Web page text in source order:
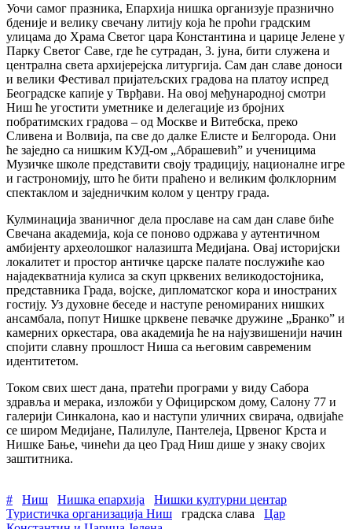
Уочи самог празника, Епархија нишка организује празнично
бденије и велику свечану литију која ће проћи градским
улицама до Храма Светог цара Константина и царице Јелене у
Парку Светог Саве, где ће сутрадан, 3. јуна, бити служена и
централна света архијерејска литургија. Сам дан славе доноси
и велики Фестивал пријатељских градова на платоу испред
Београдске капије у Тврђави. На овој међународној смотри
Ниш ће угостити уметнике и делегације из бројних
побратимских градова – од Москве и Витебска, преко
Сливена и Волвија, па све до далке Елисте и Белгорода. Они
ће заједно са нишким КУД-ом „Абрашевић” и ученицима
Музичке школе представити своју традицију, националне игре
и гастрономију, што ће бити праћено и великим фолклорним
спектаклом и заједничким колом у центру града.
Кулминација званичног дела прославе на сам дан славе биће
Свечана академија, која се поново одржава у аутентичном
амбијенту археолошког налазишта Медијана. Овај историјски
локалитет и простор античке царске палате послужиће као
најадекватнија кулиса за скуп црквених великодостојника,
представника Града, војске, дипломатског кора и иностраних
гостију. Уз духовне беседе и наступе реномираних нишких
ансамбала, попут Нишке црквене певачке дружине „Бранко” и
камерних оркестара, ова академија ће на најузвишенији начин
спојити славну прошлост Ниша са његовим савременим
идентитетом.
Током свих шест дана, пратећи програми у виду Сабора
здравља и мерака, изложби у Официрском дому, Салону 77 и
галерији Синкалона, као и наступи уличних свирача, одвијаће
се широм Медијане, Палилуле, Пантелеја, Црвеног Крста и
Нишке Бање, чинећи да цео Град Ниш дише у знаку својих
заштитника.
# Ниш Нишка епархија
Нишки културни центар
Туристичка организација Ниш
градска слава
Цар